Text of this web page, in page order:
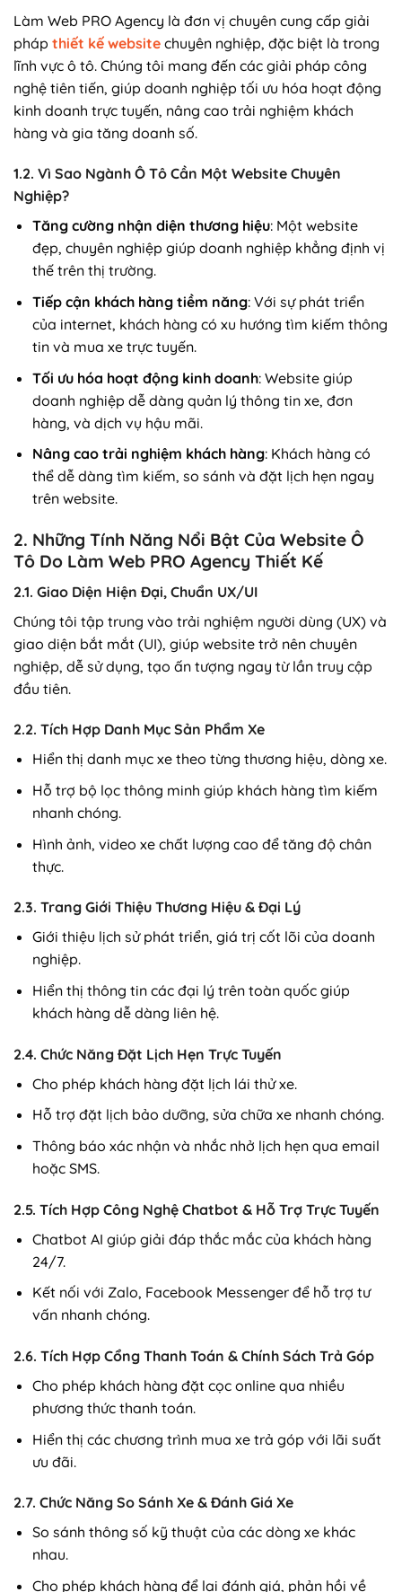
Làm Web PRO Agency là đơn vị chuyên cung cấp giải
pháp thiết kế website chuyên nghiệp, đặc biệt là trong
lĩnh vực ô tô. Chúng tôi mang đến các giải pháp công
nghệ tiên tiến, giúp doanh nghiệp tối ưu hóa hoạt động
kinh doanh trực tuyến, nâng cao trải nghiệm khách
hàng và gia tăng doanh số.
1.2. Vì Sao Ngành Ô Tô Cần Một Website Chuyên
Nghiệp?
Tăng cường nhận diện thương hiệu: Một website
đẹp, chuyên nghiệp giúp doanh nghiệp khẳng định vị
thế trên thị trường.
Tiếp cận khách hàng tiềm năng: Với sự phát triển
của internet, khách hàng có xu hướng tìm kiếm thông
tin và mua xe trực tuyến.
Tối ưu hóa hoạt động kinh doanh: Website giúp
doanh nghiệp dễ dàng quản lý thông tin xe, đơn
hàng, và dịch vụ hậu mãi.
Nâng cao trải nghiệm khách hàng: Khách hàng có
thể dễ dàng tìm kiếm, so sánh và đặt lịch hẹn ngay
trên website.
2. Những Tính Năng Nổi Bật Của Website Ô
Tô Do Làm Web PRO Agency Thiết Kế
2.1. Giao Diện Hiện Đại, Chuẩn UX/UI
Chúng tôi tập trung vào trải nghiệm người dùng (UX) và
giao diện bắt mắt (UI), giúp website trở nên chuyên
nghiệp, dễ sử dụng, tạo ấn tượng ngay từ lần truy cập
đầu tiên.
2.2. Tích Hợp Danh Mục Sản Phẩm Xe
Hiển thị danh mục xe theo từng thương hiệu, dòng xe.
Hỗ trợ bộ lọc thông minh giúp khách hàng tìm kiếm
nhanh chóng.
Hình ảnh, video xe chất lượng cao để tăng độ chân
thực.
2.3. Trang Giới Thiệu Thương Hiệu & Đại Lý
Giới thiệu lịch sử phát triển, giá trị cốt lõi của doanh
nghiệp.
Hiển thị thông tin các đại lý trên toàn quốc giúp
khách hàng dễ dàng liên hệ.
2.4. Chức Năng Đặt Lịch Hẹn Trực Tuyến
Cho phép khách hàng đặt lịch lái thử xe.
Hỗ trợ đặt lịch bảo dưỡng, sửa chữa xe nhanh chóng.
Thông báo xác nhận và nhắc nhở lịch hẹn qua email
hoặc SMS.
2.5. Tích Hợp Công Nghệ Chatbot & Hỗ Trợ Trực Tuyến
Chatbot AI giúp giải đáp thắc mắc của khách hàng
24/7.
Kết nối với Zalo, Facebook Messenger để hỗ trợ tư
vấn nhanh chóng.
2.6. Tích Hợp Cổng Thanh Toán & Chính Sách Trả Góp
Cho phép khách hàng đặt cọc online qua nhiều
phương thức thanh toán.
Hiển thị các chương trình mua xe trả góp với lãi suất
ưu đãi.
2.7. Chức Năng So Sánh Xe & Đánh Giá Xe
So sánh thông số kỹ thuật của các dòng xe khác
nhau.
Cho phép khách hàng để lại đánh giá, phản hồi về